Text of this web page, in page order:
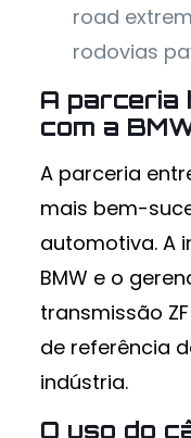
road
rodovias
A parceria
com a
A parceria
mais bem-
automotiva. A
BMW e o
transmissão
de referência
indústria.
O uso do